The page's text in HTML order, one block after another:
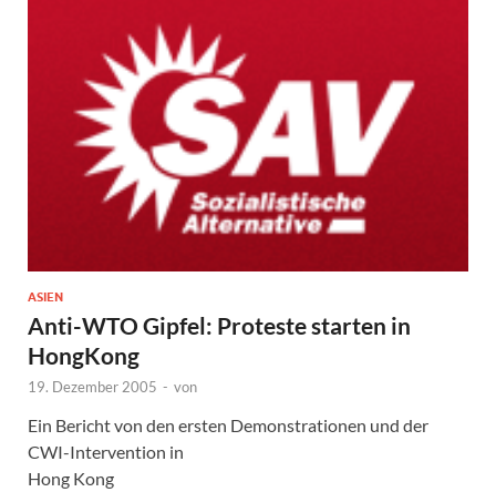
ASIEN
Anti-WTO Gipfel: Proteste starten in
HongKong
19. Dezember 2005 - von
Ein Bericht von den ersten Demonstrationen und der
CWI-Intervention in
Hong Kong